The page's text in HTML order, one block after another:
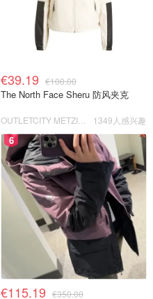
€39.19 €100.00
The North Face Sheru 防风夹克
1349人感兴趣
6
€115.19 €350.00